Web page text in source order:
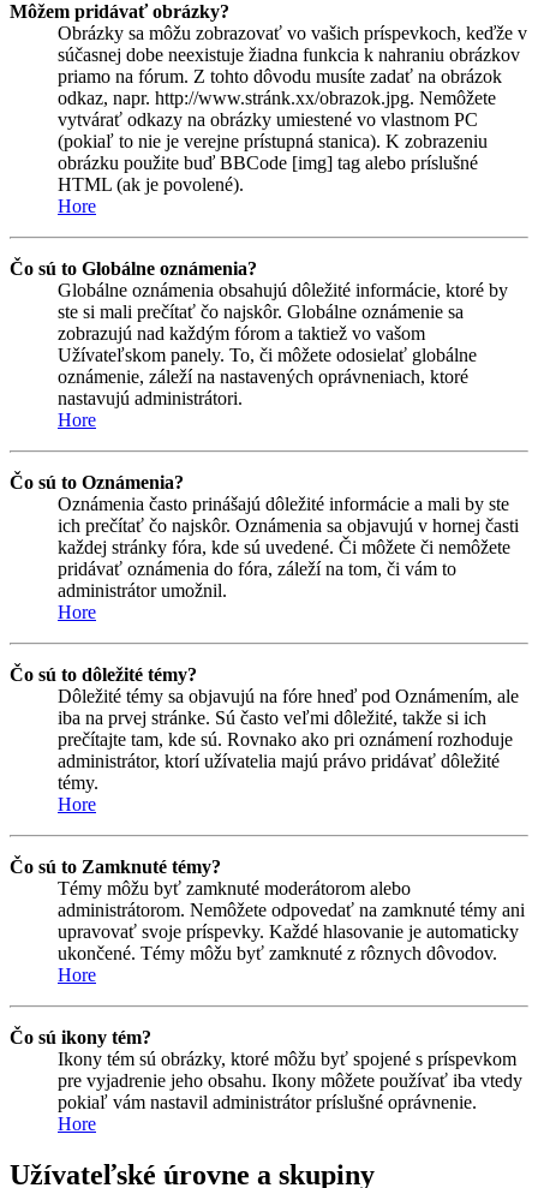
Môžem pridávať obrázky?
Obrázky sa môžu zobrazovať vo vašich príspevkoch, keďže v
súčasnej dobe neexistuje žiadna funkcia k nahraniu obrázkov
priamo na fórum. Z tohto dôvodu musíte zadať na obrázok
odkaz, napr. http://www.stránk.xx/obrazok.jpg. Nemôžete
vytvárať odkazy na obrázky umiestené vo vlastnom PC
(pokiaľ to nie je verejne prístupná stanica). K zobrazeniu
obrázku použite buď BBCode [img] tag alebo príslušné
HTML (ak je povolené).
Hore
Čo sú to Globálne oznámenia?
Globálne oznámenia obsahujú dôležité informácie, ktoré by
ste si mali prečítať čo najskôr. Globálne oznámenie sa
zobrazujú nad každým fórom a taktiež vo vašom
Užívateľskom panely. To, či môžete odosielať globálne
oznámenie, záleží na nastavených oprávneniach, ktoré
nastavujú administrátori.
Hore
Čo sú to Oznámenia?
Oznámenia často prinášajú dôležité informácie a mali by ste
ich prečítať čo najskôr. Oznámenia sa objavujú v hornej časti
každej stránky fóra, kde sú uvedené. Či môžete či nemôžete
pridávať oznámenia do fóra, záleží na tom, či vám to
administrátor umožnil.
Hore
Čo sú to dôležité témy?
Dôležité témy sa objavujú na fóre hneď pod Oznámením, ale
iba na prvej stránke. Sú často veľmi dôležité, takže si ich
prečítajte tam, kde sú. Rovnako ako pri oznámení rozhoduje
administrátor, ktorí užívatelia majú právo pridávať dôležité
témy.
Hore
Čo sú to Zamknuté témy?
Témy môžu byť zamknuté moderátorom alebo
administrátorom. Nemôžete odpovedať na zamknuté témy ani
upravovať svoje príspevky. Každé hlasovanie je automaticky
ukončené. Témy môžu byť zamknuté z rôznych dôvodov.
Hore
Čo sú ikony tém?
Ikony tém sú obrázky, ktoré môžu byť spojené s príspevkom
pre vyjadrenie jeho obsahu. Ikony môžete používať iba vtedy
pokiaľ vám nastavil administrátor príslušné oprávnenie.
Hore
Užívateľské úrovne a skupiny